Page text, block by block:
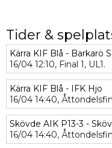
Tider &
Kärra KIF Blå - Barkarö
16/04 12:10, Final 1, UL1.
Kärra KIF Blå - IFK Hjo
16/04 14:40,
Skövde AIK P13-3 -
16/04 14:40,